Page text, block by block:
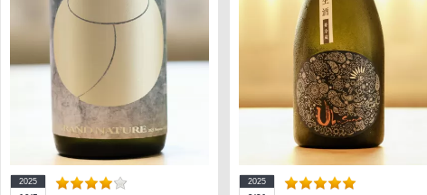
2025 2025